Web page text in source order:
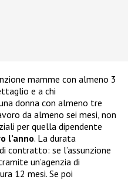
mamme con almeno 3
e a chi
donna con almeno tre
da almeno sei mesi, non
per quella dipendente
l’anno. La durata
contratto: se l’assunzione
un’agenzia di
12 mesi. Se poi